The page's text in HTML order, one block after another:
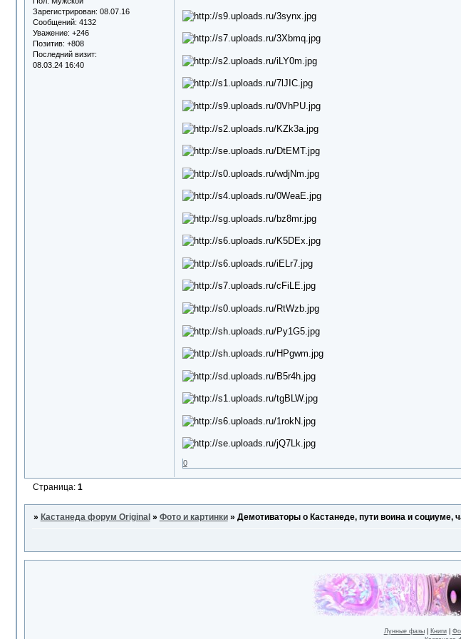
Зарегистрирован: 08.07.16
Сообщений: 4132
Уважение: +246
Позитив: +808
Последний визит:
08.03.24 16:40
0
Страница: 1
» Кастанеда форум Original » Фото и картинки » Демотиваторы о Кастанеде, пути воина и социуме,
Лунные фазы| Книги|